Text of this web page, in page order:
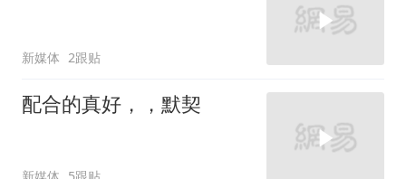
新媒体 2跟贴
配合的真好，，默契
新媒体 5跟贴